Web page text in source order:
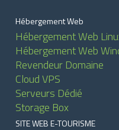
Hébergement Web
Hébergement Web
Hébergement Web
Revendeur Domaine
Cloud VPS
Serveurs Dédié
Storage Box
SITE WEB E-TOURISME